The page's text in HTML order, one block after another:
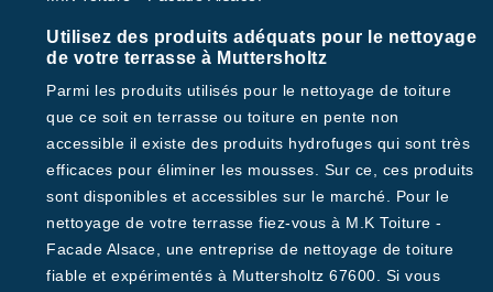
Utilisez des produits adéquats pour le nettoyage
de votre terrasse à Muttersholtz
Parmi les produits utilisés pour le nettoyage de toiture
que ce soit en terrasse ou toiture en pente non
accessible il existe des produits hydrofuges qui sont très
efficaces pour éliminer les mousses. Sur ce, ces produits
sont disponibles et accessibles sur le marché. Pour le
nettoyage de votre terrasse fiez-vous à M.K Toiture -
Facade Alsace, une entreprise de nettoyage de toiture
fiable et expérimentés à Muttersholtz 67600. Si vous